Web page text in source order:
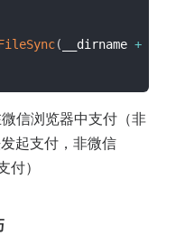
( __dirname +
信浏览器中支付（非
起支付，非微信
）